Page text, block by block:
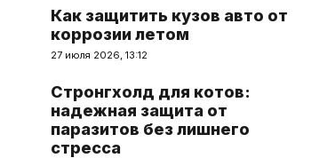
Как защитить кузов авто от
коррозии летом
27 июля 2026, 13:12
Стронгхолд для котов:
надежная защита от
паразитов без лишнего
стресса